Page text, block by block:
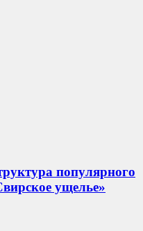
популярного
ущелье»